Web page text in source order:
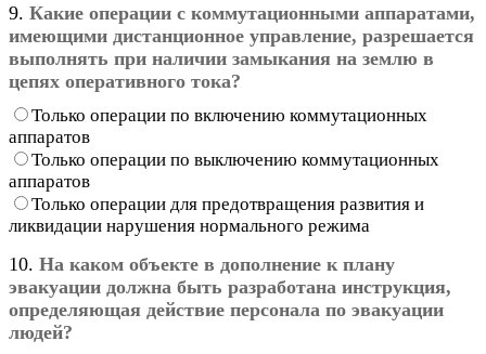
9. Какие операции с коммутационными аппаратами,
имеющими дистанционное управление, разрешается
выполнять при наличии замыкания на землю в
цепях оперативного тока?
Только операции по включению коммутационных
аппаратов
Только операции по выключению коммутационных
аппаратов
Только операции для предотвращения развития и
ликвидации нарушения нормального режима
10. На каком объекте в дополнение к плану
эвакуации должна быть разработана инструкция,
определяющая действие персонала по эвакуации
людей?